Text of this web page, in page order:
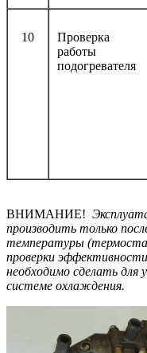
10
Проверка
работы
подогревателя
ВНИМАНИЕ!
производить только
температуры
проверки
необходимо сделать для
системе охлаждения.